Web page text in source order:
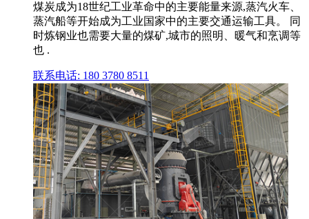
煤炭成为18世纪工业革命中的主要能量来源,蒸汽火车、
蒸汽船等开始成为工业国家中的主要交通运输工具。 同
时炼钢业也需要大量的煤矿,城市的照明、暖气和烹调等
也 .
联系电话: 180 3780 8511